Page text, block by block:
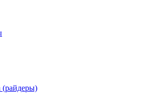
(райдеры)